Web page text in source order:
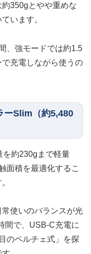
350gとやや重めな
います。
、強モードでは約1.5
充電しながら使うの
ーSlim（約5,480
を約230gまで軽量
面積を最適化するこ
使いのバランスが光
間で、USB-C充電に
のペルチェ式」を探